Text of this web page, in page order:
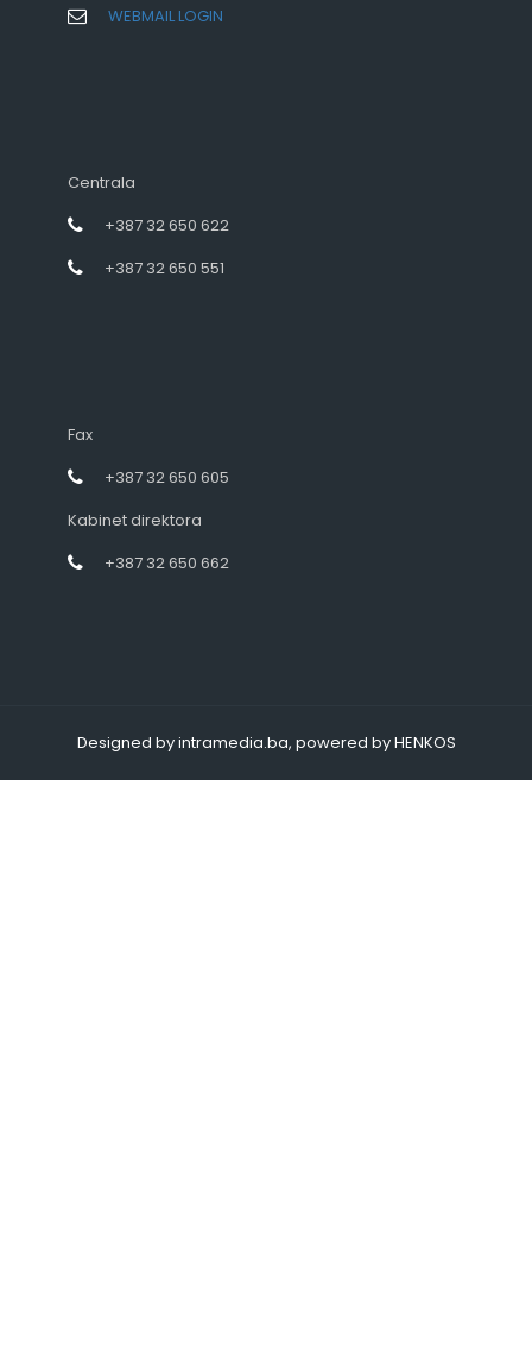
WEBMAIL LOGIN
Centrala
+387 32 650 622
+387 32 650 551
Fax
+387 32 650 605
Kabinet direktora
+387 32 650 662
Designed by intramedia.ba, powered by HENKOS